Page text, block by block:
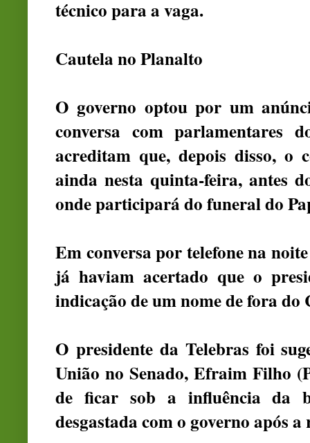
técnico para a vaga.
Cautela no Planalto
O governo optou por um
conversa com parlamentares
acreditam que, depois disso, o
ainda nesta quinta-feira, antes
onde participará do funeral do
Em conversa por telefone na
já haviam acertado que o
indicação de um nome de fora do
O presidente da Telebras foi
União no Senado, Efraim Filho
de ficar sob a influência da
desgastada com o governo após